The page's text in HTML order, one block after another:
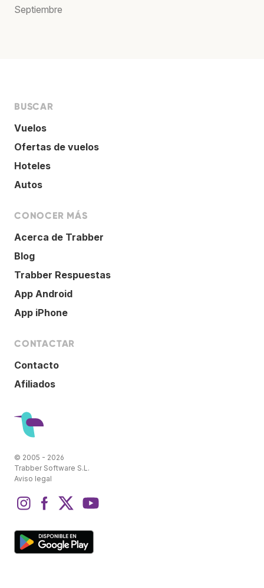
Septiembre
BUSCAR
Vuelos
Ofertas de vuelos
Hoteles
Autos
CONOCER MÁS
Acerca de Trabber
Blog
Trabber Respuestas
App Android
App iPhone
CONTACTAR
Contacto
Afiliados
© 2005 - 2026
Trabber Software S.L.
Aviso legal